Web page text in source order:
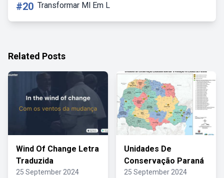
#20 Transformar Ml Em L
Related Posts
Wind Of Change Letra
Traduzida
25 September 2024
Unidades De
Conservação Paraná
25 September 2024